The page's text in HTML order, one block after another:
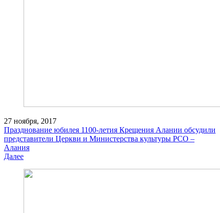
27 ноября, 2017
Празднование юбилея 1100-летия Крещения Алании обсудили
представители Церкви и Министерства культуры РСО –
Алания
Далее